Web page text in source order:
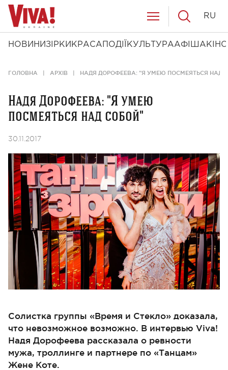
НОВИНИ ЗІРКИ КРАСА ПОДІЇ КУЛЬТУРААФІША КІНО
RU
ГОЛОВНА АРХІВ НАДЯ ДОРОФЕЕВА: "Я УМЕЮ ПОСМЕЯТЬСЯ НАД
Надя Дорофеева: "Я умею
посмеяться над собой"
30.11.2017
Солистка группы «Время и Стекло» доказала,
что невозможное возможно. В интервью Viva!
Надя Дорофеева рассказала о ревности
мужа, троллинге и партнере по «Танцам»
Жене Коте.